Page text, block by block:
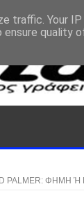
PALMER: ΦΗΜΗ
traffic. Your
quality